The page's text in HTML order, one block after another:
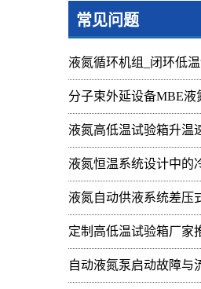
常见问题
液氮循环机组_闭环低
分子束外延设备MBE液
液氮高低温试验箱升温
定制高低温试验箱厂家